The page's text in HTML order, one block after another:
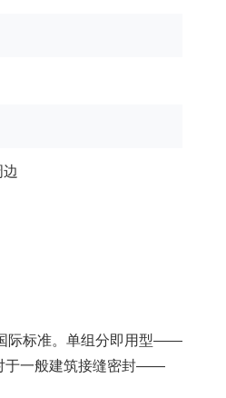
际标准。单组分即用型——
于一般建筑接缝密封——